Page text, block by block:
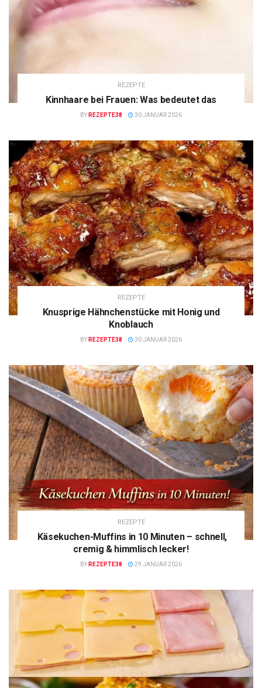
REZEPTE
Kinnhaare bei Frauen: Was bedeutet das
BY REZEPTE38 30 JANUAR 2026
REZEPTE
Knusprige Hähnchenstücke mit Honig und
Knoblauch
BY REZEPTE38 30 JANUAR 2026
REZEPTE
Käsekuchen-Muffins in 10 Minuten – schnell,
cremig & himmlisch lecker!
BY REZEPTE38 29 JANUAR 2026